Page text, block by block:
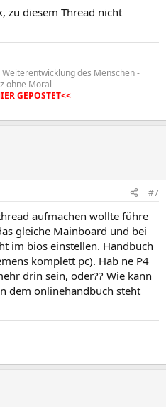
zu diesem Thread nicht
des Menschen -
ohne Moral
GEPOSTET<<
#7
aufmachen wollte führe
gleiche Mainboard und bei
im bios einstellen. Handbuch
komplett pc). Hab ne P4
drin sein, oder?? Wie kann
dem onlinehandbuch steht